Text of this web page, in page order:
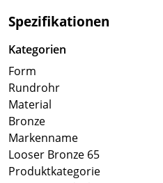
Spezifikationen
Kategorien
Form
Rundrohr
Material
Bronze
Markenname
Looser Bronze 65
Produktkategorie